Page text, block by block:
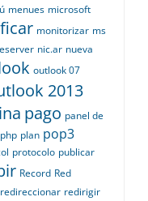
menues microsoft
monitorizar ms
nic.ar nueva
outlook 07
2013
pago panel de
php plan pop3
protocolo publicar
Record Red
redireccionar redirigir